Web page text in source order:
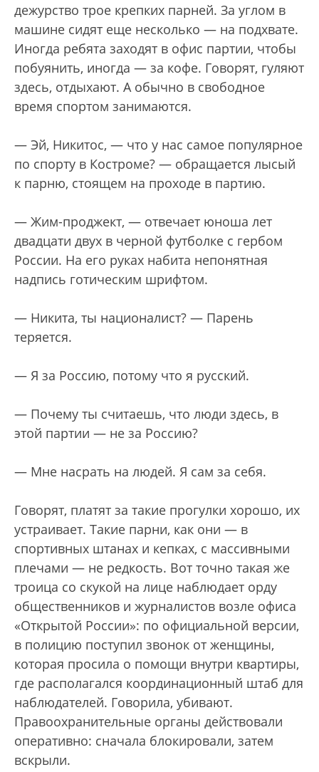
дежурство трое крепких парней. За углом в
машине сидят еще несколько — на подхвате.
Иногда ребята заходят в офис партии, чтобы
побуянить, иногда — за кофе. Говорят, гуляют
здесь, отдыхают. А обычно в свободное
время спортом занимаются.
— Эй, Никитос, — что у нас самое популярное
по спорту в Костроме? — обращается лысый
к парню, стоящем на проходе в партию.
— Жим-проджект, — отвечает юноша лет
двадцати двух в черной футболке с гербом
России. На его руках набита непонятная
надпись готическим шрифтом.
— Никита, ты националист? — Парень
теряется.
— Я за Россию, потому что я русский.
— Почему ты считаешь, что люди здесь, в
этой партии — не за Россию?
— Мне насрать на людей. Я сам за себя.
Говорят, платят за такие прогулки хорошо, их
устраивает. Такие парни, как они — в
спортивных штанах и кепках, с массивными
плечами — не редкость. Вот точно такая же
троица со скукой на лице наблюдает орду
общественников и журналистов возле офиса
«Открытой России»: по официальной версии,
в полицию поступил звонок от женщины,
которая просила о помощи внутри квартиры,
где располагался координационный штаб для
наблюдателей. Говорила, убивают.
Правоохранительные органы действовали
оперативно: сначала блокировали, затем
вскрыли.